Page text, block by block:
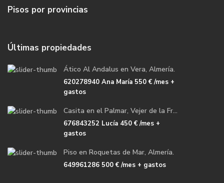
Pisos por provincias
Últimas propiedades
Ático Al Andalus en Vera, Almería.
620278940 Ana María 550 €/mes +
gastos
Casita en el Palmar, Vejer de la Fr...
676843252 Lucía 450 €/mes +
gastos
Piso en Roquetas de Mar, Almería.
649961286 500 €/mes + gastos